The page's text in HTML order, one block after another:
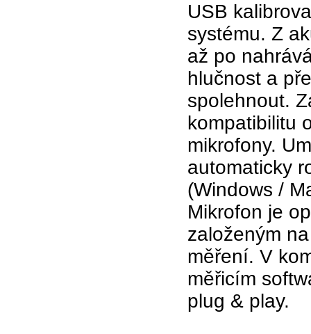
USB
systému. Z
až po
hlučnost a
spolehnout.
kompatibilitu
mikrofony.
automaticky
(Windows /
Mikrofon je
založeným
měření. V
měřicím
plug & play.